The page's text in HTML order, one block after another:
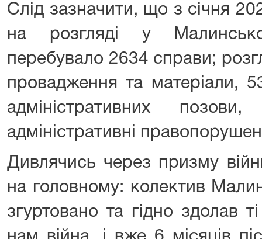
Слід зазначити, що з січня
на розгляді у
перебувало 2634 справи;
провадження та матеріали,
адміністративних
адміністративні
Дивлячись через призму
на головному: колектив
згуртовано та гідно здолав